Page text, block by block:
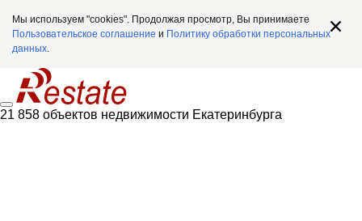
Мы используем "cookies". Продолжая просмотр, Вы принимаете
Пользовательское соглашение и Политику обработки персональных
данных.
21 858 объектов недвижимости Екатеринбурга